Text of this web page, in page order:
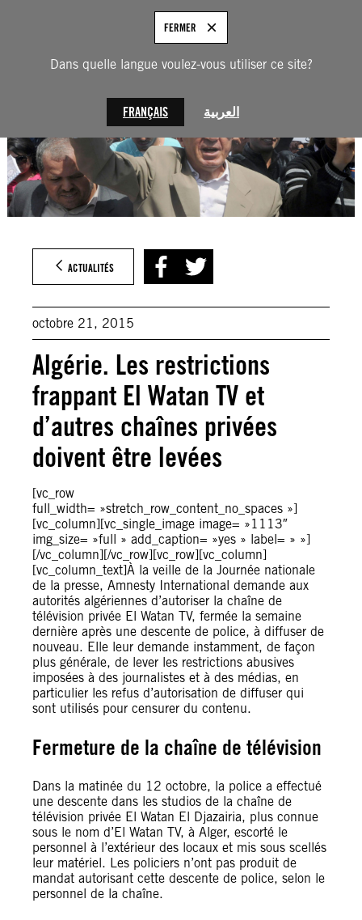
Dans quelle langue voulez-vous utiliser ce site?
FRANÇAIS العربية
FERMER
ACTUALITÉS
octobre 21, 2015
Algérie. Les restrictions
frappant El Watan TV et
d’autres chaînes privées
doivent être levées
[vc_row
full_width= »stretch_row_content_no_spaces »]
[vc_column][vc_single_image image= »1113″
img_size= »full » add_caption= »yes » label= » »]
[/vc_column][/vc_row][vc_row][vc_column]
[vc_column_text]À la veille de la Journée nationale
de la presse, Amnesty International demande aux
autorités algériennes d’autoriser la chaîne de
télévision privée El Watan TV, fermée la semaine
dernière après une descente de police, à diffuser de
nouveau. Elle leur demande instamment, de façon
plus générale, de lever les restrictions abusives
imposées à des journalistes et à des médias, en
particulier les refus d’autorisation de diffuser qui
sont utilisés pour censurer du contenu.
Fermeture de la chaîne de télévision
Dans la matinée du 12 octobre, la police a effectué
une descente dans les studios de la chaîne de
télévision privée El Watan El Djazairia, plus connue
sous le nom d’El Watan TV, à Alger, escorté le
personnel à l’extérieur des locaux et mis sous scellés
leur matériel. Les policiers n’ont pas produit de
mandat autorisant cette descente de police, selon le
personnel de la chaîne.